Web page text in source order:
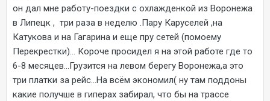
он дал мне работу-поездки с охлажденкой из Воронежа
в Липецк , три раза в неделю .Пару Каруселей ,на
Катукова и на Гагарина и еще пру сетей (помоему
Перекрестки)... Короче просидел я на этой работе где то
6-8 месяцев...Грузится на левом берегу Воронежа,а это
три платки за рейс...На всём экономил( ну там поддоны
какие получше в гиперах забирал, что бы на трассе